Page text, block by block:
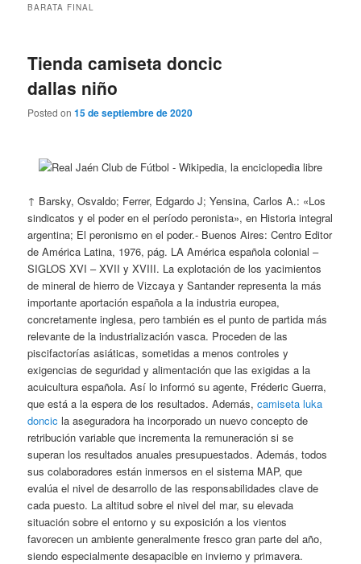
BARATA FINAL
Tienda camiseta doncic
dallas niño
Posted on15 de septiembre de 2020
↑ Barsky, Osvaldo; Ferrer, Edgardo J; Yensina, Carlos A.: «Los
sindicatos y el poder en el período peronista», en Historia integral
argentina; El peronismo en el poder.- Buenos Aires: Centro Editor
de América Latina, 1976, pág. LA América española colonial –
SIGLOS XVI – XVII y XVIII. La explotación de los yacimientos
de mineral de hierro de Vizcaya y Santander representa la más
importante aportación española a la industria europea,
concretamente inglesa, pero también es el punto de partida más
relevante de la industrialización vasca. Proceden de las
piscifactorías asiáticas, sometidas a menos controles y
exigencias de seguridad y alimentación que las exigidas a la
acuicultura española. Así lo informó su agente, Fréderic Guerra,
que está a la espera de los resultados. Además,camiseta luka
doncic la aseguradora ha incorporado un nuevo concepto de
retribución variable que incrementa la remuneración si se
superan los resultados anuales presupuestados. Además, todos
sus colaboradores están inmersos en el sistema MAP, que
evalúa el nivel de desarrollo de las responsabilidades clave de
cada puesto. La altitud sobre el nivel del mar, su elevada
situación sobre el entorno y su exposición a los vientos
favorecen un ambiente generalmente fresco gran parte del año,
siendo especialmente desapacible en invierno y primavera.